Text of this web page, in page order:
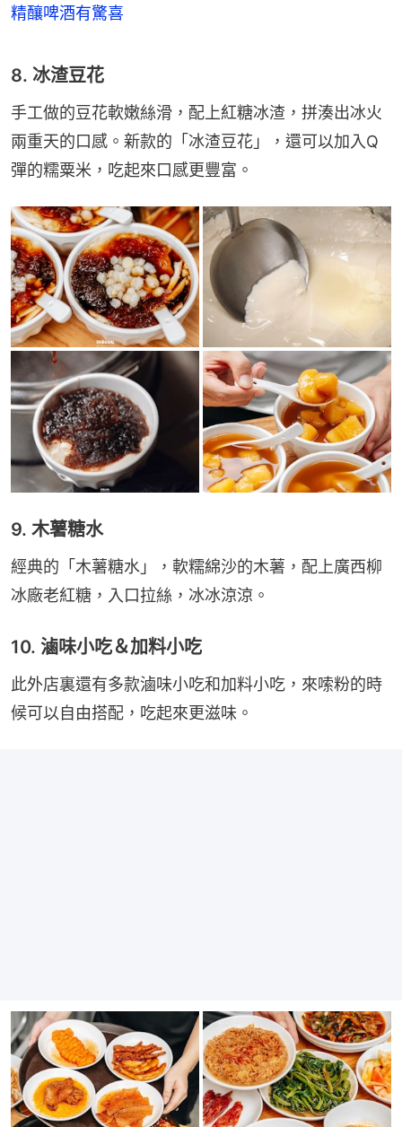
精釀啤酒有驚喜
8. 冰渣豆花
手工做的豆花軟嫩絲滑，配上紅糖冰渣，拼湊出冰火
兩重天的口感。新款的「冰渣豆花」，還可以加入Q
彈的糯粟米，吃起來口感更豐富。
9. 木薯糖水
經典的「木薯糖水」，軟糯綿沙的木薯，配上廣西柳
冰廠老紅糖，入口拉絲，冰冰涼涼。
10. 滷味小吃＆加料小吃
此外店裏還有多款滷味小吃和加料小吃，來嗦粉的時
候可以自由搭配，吃起來更滋味。